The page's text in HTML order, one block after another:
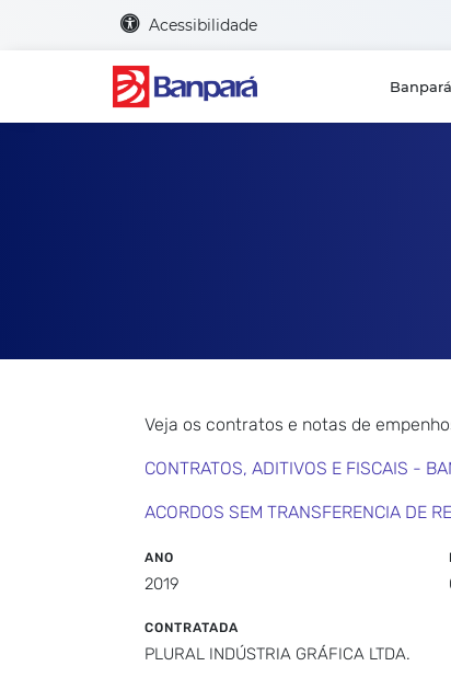
Acessibilidade
Banpará
Veja os contratos e notas de
CONTRATOS, ADITIVOS E FISCAIS -
ACORDOS SEM TRANSFERENCIA DE
ANO
2019
CONTRATADA
PLURAL INDÚSTRIA GRÁFICA LTDA.